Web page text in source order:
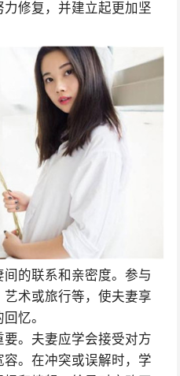
修复，并建立起更加坚
的联系和亲密度。参与
术或旅行等，使夫妻享
忆。
。夫妻应学会接受对方
。在冲突或误解时，学